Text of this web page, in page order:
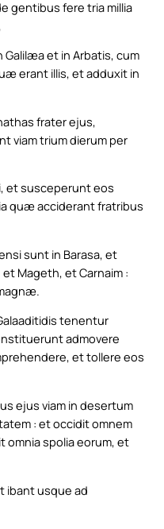
gentibus fere tria millia
et in Arbatis, cum
erant illis, et adduxit in
frater ejus,
viam trium dierum per
et susceperunt eos
quæ acciderant fratribus
sunt in Barasa, et
Mageth, et Carnaim :
tenentur
admovere
et tollere eos
ejus viam in desertum
: et occidit omnem
omnia spolia eorum, et
ibant usque ad